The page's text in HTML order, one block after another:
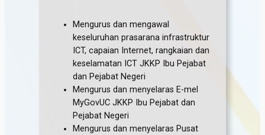
Mengurus dan mengawal
keseluruhan prasarana infrastruktur
ICT, capaian Internet, rangkaian dan
keselamatan ICT JKKP Ibu Pejabat
dan Pejabat Negeri
Mengurus dan menyelaras E-mel
MyGovUC JKKP Ibu Pejabat dan
Pejabat Negeri
Mengurus dan menyelaras Pusat